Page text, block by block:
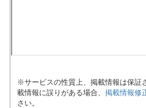
※サービスの性質上、掲載情報は保証
載情報に誤りがある場合、 掲載情報修
さい。